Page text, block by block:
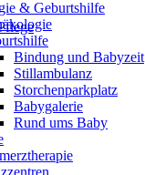
& Geburtshilfe
Bindung und Babyzeit
Stillambulanz
Storchenparkplatz
Babygalerie
Rund ums Baby